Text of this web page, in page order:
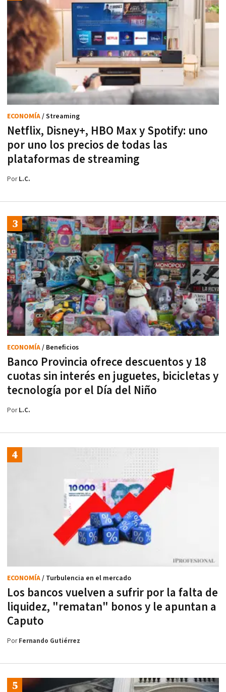
Netflix, Disney+, HBO Max y Spotify: uno
por uno los precios de todas las
plataformas de streaming
ECONOMÍA/ Streaming
PorL.C.
Banco Provincia ofrece descuentos y 18
cuotas sin interés en juguetes, bicicletas y
tecnología por el Día del Niño
ECONOMÍA/ Beneficios
PorL.C.
Los bancos vuelven a sufrir por la falta de
liquidez, "rematan" bonos y le apuntan a
Caputo
ECONOMÍA/ Turbulencia en el mercado
PorFernando Gutiérrez